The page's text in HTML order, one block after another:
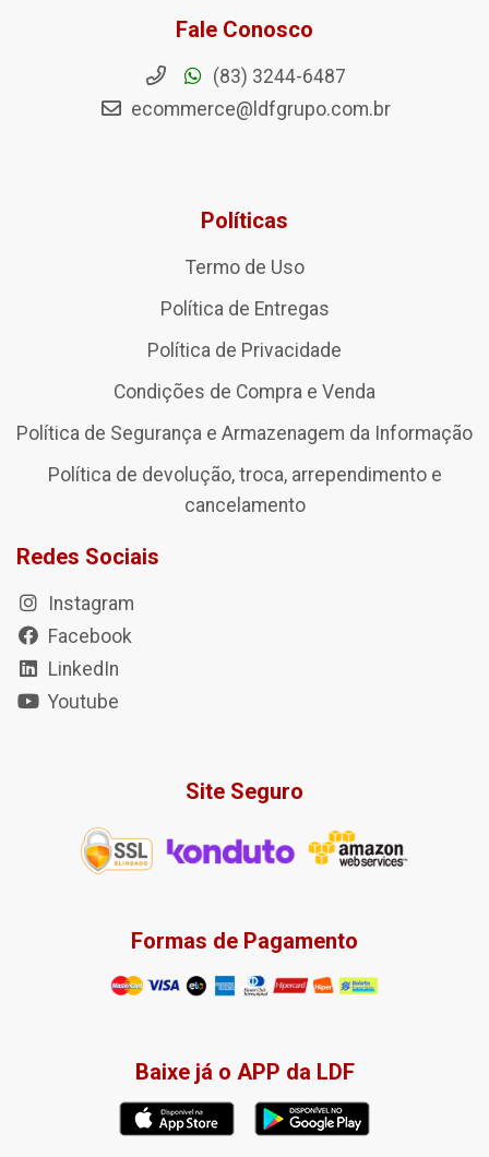
Fale Conosco
(83) 3244-6487
ecommerce@ldfgrupo.com.br
Políticas
Termo de Uso
Política de Entregas
Política de Privacidade
Condições de Compra e Venda
Política de Segurança e Armazenagem da Informação
Política de devolução, troca, arrependimento e
cancelamento
Redes Sociais
Instagram
Facebook
LinkedIn
Youtube
Site Seguro
Formas de Pagamento
Baixe já o APP da LDF